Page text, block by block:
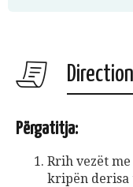
Përgatitja:
Rrih vezët
kripën derisa